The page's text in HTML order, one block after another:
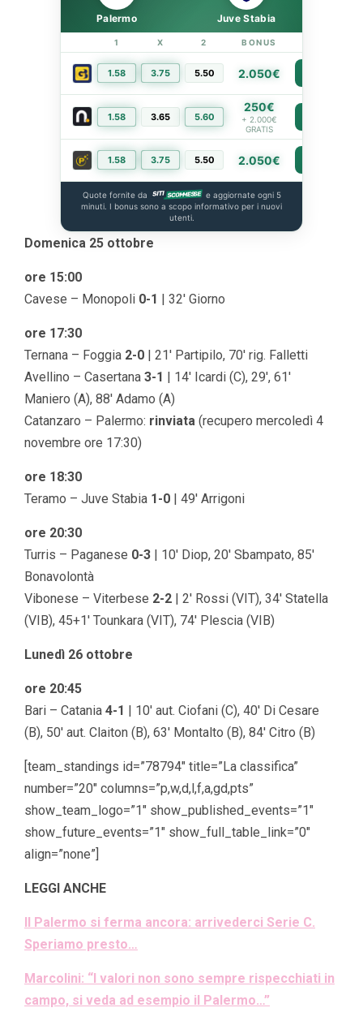
Palermo Juve Stabia
1 X 2 BONUS
1.58 3.75 5.50 2.050€
1.58 3.65 5.60
250€
+ 2.000€
GRATIS
1.58 3.75 5.50 2.050€
Quote fornite da
e aggiornate ogni 5
minuti. I bonus sono a scopo informativo per i nuovi
utenti.
Domenica 25 ottobre
ore 15:00
Cavese – Monopoli 0-1 | 32′ Giorno
ore 17:30
Ternana – Foggia 2-0 | 21′ Partipilo, 70′ rig. Falletti
Avellino – Casertana 3-1 | 14′ Icardi (C), 29′, 61′
Maniero (A), 88′ Adamo (A)
Catanzaro – Palermo: rinviata (recupero mercoledì 4
novembre ore 17:30)
ore 18:30
Teramo – Juve Stabia 1-0 | 49′ Arrigoni
ore 20:30
Turris – Paganese 0-3 | 10′ Diop, 20′ Sbampato, 85′
Bonavolontà
Vibonese – Viterbese 2-2 | 2′ Rossi (VIT), 34′ Statella
(VIB), 45+1′ Tounkara (VIT), 74′ Plescia (VIB)
Lunedì 26 ottobre
ore 20:45
Bari – Catania 4-1 | 10′ aut. Ciofani (C), 40′ Di Cesare
(B), 50′ aut. Claiton (B), 63′ Montalto (B), 84′ Citro (B)
[team_standings id=”78794″ title=”La classifica”
number=”20″ columns=”p,w,d,l,f,a,gd,pts”
show_team_logo=”1″ show_published_events=”1″
show_future_events=”1″ show_full_table_link=”0″
align=”none”]
LEGGI ANCHE
Il Palermo si ferma ancora: arrivederci Serie C.
Speriamo presto…
Marcolini: “I valori non sono sempre rispecchiati in
campo, si veda ad esempio il Palermo…”